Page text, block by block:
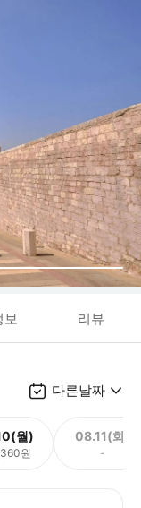
보 리뷰
다른날짜
월)
원
08.11(화)
-